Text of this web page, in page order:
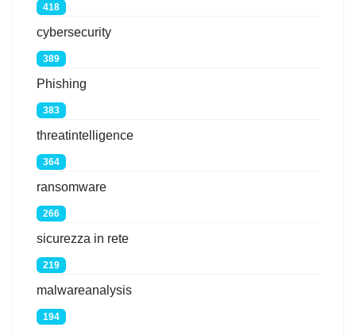
418
cybersecurity
389
Phishing
383
threatintelligence
364
ransomware
266
sicurezza in rete
219
malwareanalysis
194